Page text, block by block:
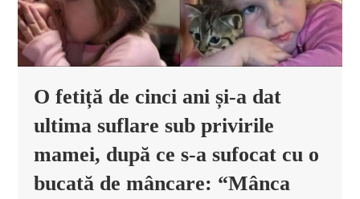
O fetiță de cinci ani și-a dat
ultima suflare sub privirile
mamei, după ce s-a sufocat cu o
bucată de mâncare: “Mânca